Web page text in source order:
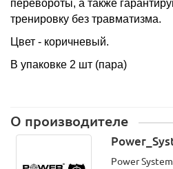
перевороты, а также
тренировку без травматизма.
Цвет - коричневый.
В упаковке 2 шт (пара)
О производителе
Power